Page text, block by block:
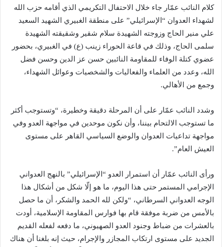
كلام النائب عمّار جاء خلال الاحتفال التكريمي الذي أقامه حزب الله
لشهداء العدوان “الإسرائيلي” على منطقة الغبيري الشهيد السعيد
علي منير الحاج وزوجته الشهيدة سلام شقير وشقيقته الشهيدة
سلمى الحاج، وذلك في قاعة الحوراء زينب (ع) في الغبيري، بحضور
عضوي كتلة الوفاء للمقاومة النائبين حسن عز الدين وحسن فضل
الله، وعدد من العلماء والفعاليات والشخصيات وعوائل الشهداء،
وجمع من الأهالي.
وشدد النائب عمّار على أن المرحلة دقيقة وخطيرة، “وتستوجب أكثر
ما تستوجب الالتحام بيننا، وأن نكون موحدين في مواجهة العدو وفي
مواجهة تداعيات العدوان والوضع السياسي القاهر على مستوى
العيش العام”.
ورأى النائب عمّار أن استمرار العدو “الإسرائيلي” بالنهج العدواني
الإجرامي المستمر حتى هذا اليوم، ما هو إلّا شكل من أشكال هذا
الوجه العدواني السرطاني، “ولكن لله الحمد والشكر، أن ما حصل
بالأمس من ضربة موفقة قام بها فوارس المقاومة الإسلامية، أودت
بالعشرات من ضباط وجنود العدو الصهيوني، ما دفعه لفعله القديم
الجديد على مستوى ارتكاب المجازر والإجرام، حيث إنه بلغنا أن هناك